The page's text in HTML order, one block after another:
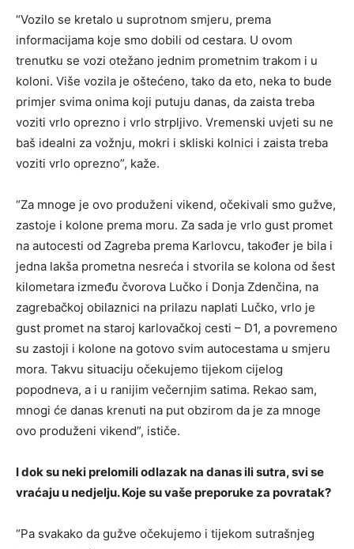
“Vozilo se kretalo u suprotnom smjeru, prema
informacijama koje smo dobili od cestara. U ovom
trenutku se vozi otežano jednim prometnim trakom i u
koloni. Više vozila je oštećeno, tako da eto, neka to bude
primjer svima onima koji putuju danas, da zaista treba
voziti vrlo oprezno i vrlo strpljivo. Vremenski uvjeti su ne
baš idealni za vožnju, mokri i skliski kolnici i zaista treba
voziti vrlo oprezno”, kaže.
“Za mnoge je ovo produženi vikend, očekivali smo gužve,
zastoje i kolone prema moru. Za sada je vrlo gust promet
na autocesti od Zagreba prema Karlovcu, također je bila i
jedna lakša prometna nesreća i stvorila se kolona od šest
kilometara između čvorova Lučko i Donja Zdenčina, na
zagrebačkoj obilaznici na prilazu naplati Lučko, vrlo je
gust promet na staroj karlovačkoj cesti – D1, a povremeno
su zastoji i kolone na gotovo svim autocestama u smjeru
mora. Takvu situaciju očekujemo tijekom cijelog
popodneva, a i u ranijim večernjim satima. Rekao sam,
mnogi će danas krenuti na put obzirom da je za mnoge
ovo produženi vikend”, ističe.
I dok su neki prelomili odlazak na danas ili sutra, svi se
vraćaju u nedjelju. Koje su vaše preporuke za povratak?
“Pa svakako da gužve očekujemo i tijekom sutrašnjeg